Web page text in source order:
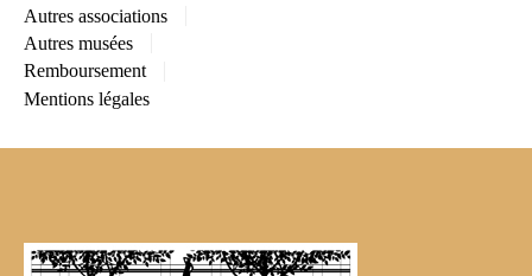
Autres associations
Autres musées
Remboursement
Mentions légales